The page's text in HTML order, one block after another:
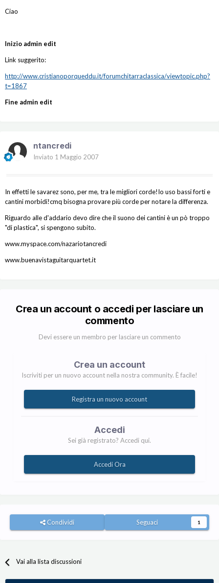
Ciao
Inizio admin edit
Link suggerito:
http://www.cristianoporqueddu.it/forumchitarraclassica/viewtopic.php?
t=1867
Fine admin edit
ntancredi
Inviato 1 Maggio 2007
In effetti le savarez sono, per me, tra le migliori corde!Io uso bassi forti e
cantini morbidi!cmq bisogna provare più corde per notare la differenza.
Riguardo alle d'addario devo dire che il suono dei cantini è un pò troppo
"di plastica", si spengono subito.
www.myspace.com/nazariotancredi
www.buenavistaguitarquartet.it
Crea un account o accedi per lasciare un
commento
Devi essere un membro per lasciare un commento
Crea un account
Iscriviti per un nuovo account nella nostra community. È facile!
Registra un nuovo account
Accedi
Sei già registrato? Accedi qui.
Accedi Ora
Condividi Seguaci 1
Vai alla lista discussioni